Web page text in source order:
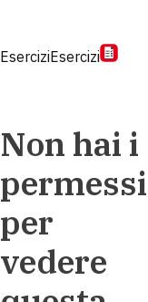
EserciziEsercizi
Non hai i
permessi
per
vedere